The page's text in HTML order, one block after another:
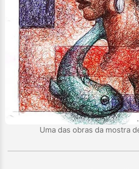
Uma das obras da mostra